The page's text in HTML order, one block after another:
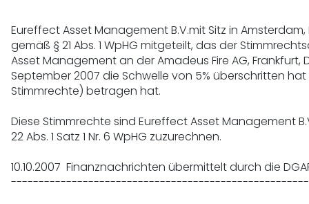
Eureffect Asset Management B.V.mit Sitz in
gemäß § 21 Abs. 1 WpHG mitgeteilt, das der
Asset Management an der Amadeus Fire AG, Frankfurt,
September 2007 die Schwelle von 5% überschritten hat
Stimmrechte) betragen hat.
Diese Stimmrechte sind Eureffect Asset Management
22 Abs. 1 Satz 1 Nr. 6 WpHG zuzurechnen.
10.10.2007  Finanznachrichten übermittelt durch die